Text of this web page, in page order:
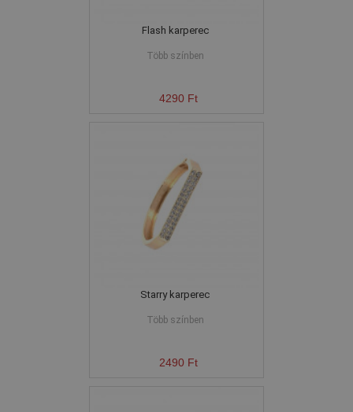
Flash karperec
Több színben
4290 Ft
Starry karperec
Több színben
2490 Ft